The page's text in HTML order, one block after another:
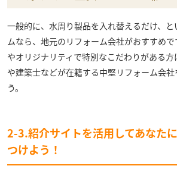
一般的に、水周り製品を入れ替えるだけ、
ムなら、地元のリフォーム会社がおすすめ
やオリジナリティで特別なこだわりがある
や建築士などが在籍する中堅リフォーム会
う。
2-3.紹介サイトを活用してあなた
つけよう！